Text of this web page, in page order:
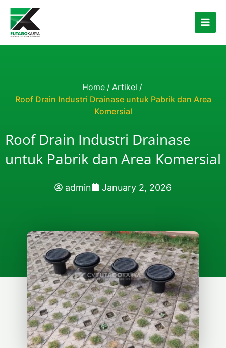
Skip to content
Home / Artikel /
Roof Drain Industri Drainase untuk Pabrik dan Area
Komersial
Roof Drain Industri Drainase
untuk Pabrik dan Area Komersial
admin January 2, 2026